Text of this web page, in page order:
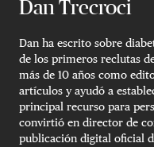
Dan Trecroci
Dan ha escrito sobre
de los primeros reclutas
más de 10 años como
artículos y ayudó a
principal recurso para
convirtió en director de
publicación digital oficial